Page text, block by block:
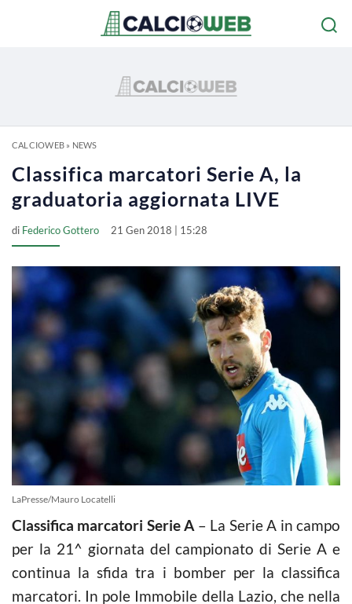
CALCIOWEB» NEWS
Classifica marcatori Serie A, la
graduatoria aggiornata LIVE
di Federico Gottero 21 Gen 2018 | 15:28
LaPresse/Mauro Locatelli
Classifica marcatori Serie A – La Serie A in campo
per la 21^ giornata del campionato di Serie A e
continua la sfida tra i bomber per la classifica
marcatori. In pole Immobile della Lazio, che nella